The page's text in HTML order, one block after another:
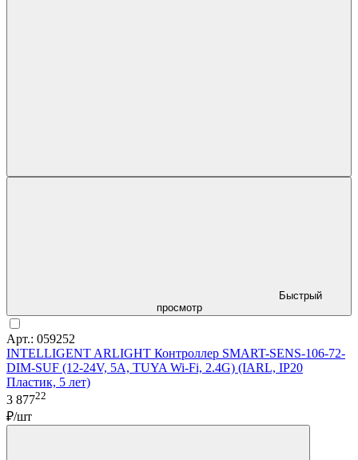
Быстрый
просмотр
Арт.: 059252
INTELLIGENT ARLIGHT Контроллер SMART-SENS-106-72-
DIM-SUF (12-24V, 5A, TUYA Wi-Fi, 2.4G) (IARL, IP20
Пластик, 5 лет)
3 87722
₽/шт